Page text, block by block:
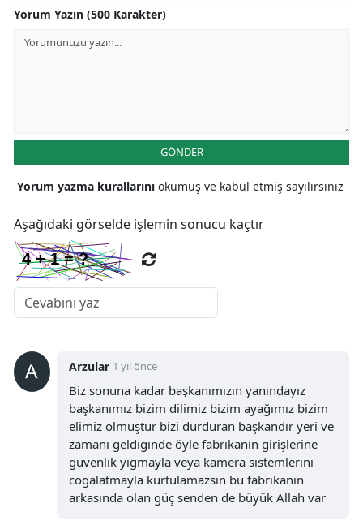
Yorum Yazın (500 Karakter)
GÖNDER
Yorum yazma kurallarını okumuş ve kabul etmiş sayılırsınız
Aşağıdaki görselde işlemin sonucu kaçtır
Arzular 1 yıl önce
Biz sonuna kadar başkanımızın yanındayız
başkanımız bizim dilimiz bizim ayağımız bizim
elimiz olmuştur bizi durduran başkandır yeri ve
zamanı geldıgınde öyle fabrıkanın girişlerine
güvenlik yıgmayla veya kamera sistemlerini
cogalatmayla kurtulamazsın bu fabrıkanın
arkasında olan güç senden de büyük Allah var